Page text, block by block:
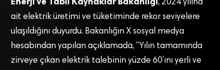
, 2024 yılına
ait elektrik üretimi ve tüketiminde rekor seviyelere
ulaşıldığını duyurdu. Bakanlığın X sosyal medya
hesabından yapılan açıklamada, “Yılın tamamında
zirveye çıkan elektrik talebinin yüzde 60’ını yerli ve